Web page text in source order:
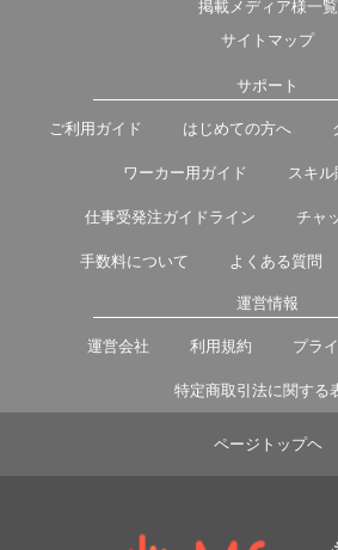
掲載メディア様一覧
サイトマップ
サポート
ご利用ガイド はじめての方へ
ワーカー用ガイド スキル
仕事受発注ガイドライン チャ
手数料について よくある質問
運営情報
運営会社 利用規約 プラ
特定商取引法に関する
ページトップヘ